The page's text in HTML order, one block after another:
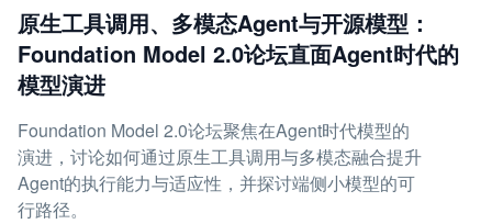
原生工具调用、多模态Agent与开源模型：
Foundation Model 2.0论坛直面Agent时代的
模型演进
Foundation Model 2.0论坛聚焦在Agent时代模型的
演进，讨论如何通过原生工具调用与多模态融合提升
Agent的执行能力与适应性，并探讨端侧小模型的可
行路径。